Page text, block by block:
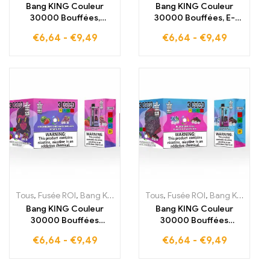
Bang KING Couleur
30000 Bouffées,
mélange parfait entre
E-cigarettes jetables
€6,64 - €9,49
Bang KING Couleur
30000 Bouffées, E-
Flavor, appareil jetable,
pour un plaisir fruité
intense
€6,64 - €9,49
Tous, Fusée ROI, Bang King 30000 Bouffées ,Cigarettes
Bang KING Couleur
30000 Bouffées
mélange parfait de
€6,64 - €9,49
Tous, Fusée ROI, Bang King 30000 Bouffées
Bang KING Couleur
30000 Bouffées
balance idéale entre la
€6,64 - €9,49